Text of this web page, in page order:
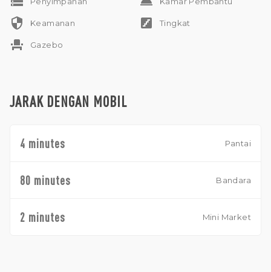
security Keamanan stairs Tingkat
event_seat Gazebo
JARAK DENGAN MOBIL
4 minutes Pantai
80 minutes Bandara
2 minutes Mini Market